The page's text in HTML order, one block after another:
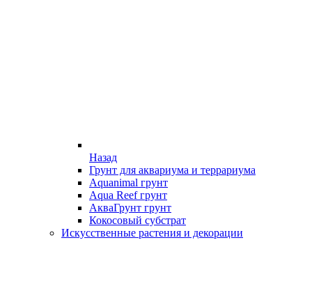
Назад
Грунт для аквариума и террариума
Aquanimal грунт
Aqua Reef грунт
АкваГрунт грунт
Кокосовый субстрат
Искусственные растения и декорации